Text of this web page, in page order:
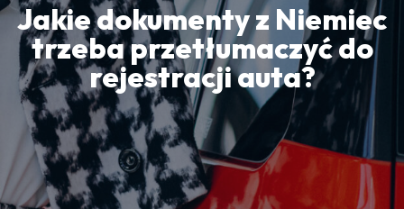
Jakie dokumenty z Niemiec
trzeba przetłumaczyć do
rejestracji auta?